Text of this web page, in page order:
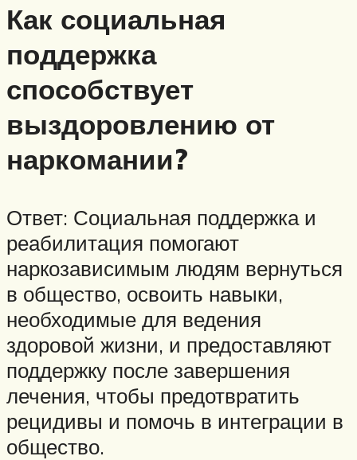
Как социальная
поддержка
способствует
выздоровлению от
наркомании?
Ответ: Социальная поддержка и
реабилитация помогают
наркозависимым людям вернуться
в общество, освоить навыки,
необходимые для ведения
здоровой жизни, и предоставляют
поддержку после завершения
лечения, чтобы предотвратить
рецидивы и помочь в интеграции в
общество.